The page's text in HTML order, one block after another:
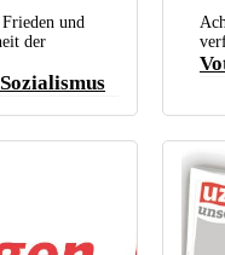
und
der